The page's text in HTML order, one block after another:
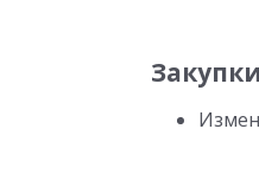
Закупки